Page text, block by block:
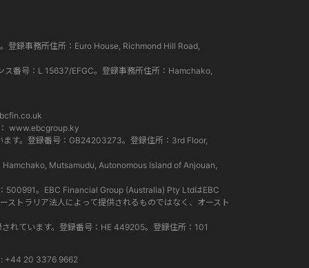
登録事務所住所：Euro House, Richmond Hill Road,
番号：L 15637/EFGC。登録事務所住所：Hamchako,
www.ebcgroup.ky
す。登録番号：GB24203273。登録住所：3rd Floor,
Mutsamudu, Autonomous Island of Anjouan,
500991。EBC Financial Group (Australia) Pty LtdはEBC
トラリア法人によって提供されるものではなく、オースト
れています。登録番号：HE 449205。登録住所：101
+44 20 3376 9662